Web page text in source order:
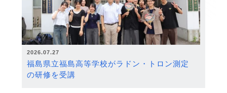
2026.07.27
福島県立福島高等学校がラドン・トロン測定
の研修を受講